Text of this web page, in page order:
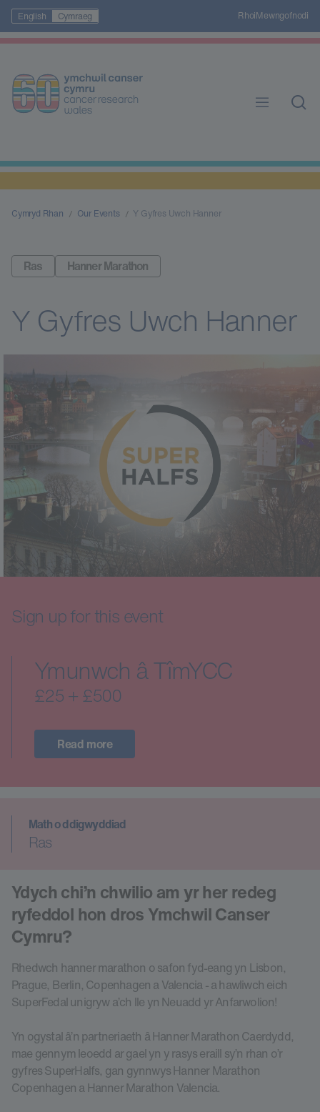
English Cymraeg RhoiMewngofnodi
Cymryd Rhan Our Events Y Gyfres Uwch Hanner
Ras Hanner Marathon
Y Gyfres Uwch Hanner
Sign up for this event
Ymunwch â TîmYCC
£25 + £500
Read more
Math o ddigwyddiad
Ras
Ydych chi’n chwilio am yr her redeg
ryfeddol hon dros Ymchwil Canser
Cymru?
Rhedwch hanner marathon o safon fyd-eang yn Lisbon,
Prague, Berlin, Copenhagen a Valencia - a hawliwch eich
SuperFedal unigryw a’ch lle yn Neuadd yr Anfarwolion!
Yn ogystal â’n partneriaeth â Hanner Marathon Caerdydd,
mae gennym leoedd ar gael yn y rasys eraill sy’n rhan o’r
gyfres SuperHalfs, gan gynnwys Hanner Marathon
Copenhagen a Hanner Marathon Valencia.